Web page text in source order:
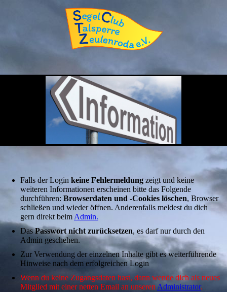
Falls der Login keine Fehlermeldung zeigt und keine
weiteren Informationen erscheinen bitte das Folgende
durchführen: Browserdaten und -Cookies löschen, Browser
schließen und wieder öffnen. Anderenfalls meldest du dich
gern direkt beim Admin.
DasPasswort nicht zurücksetzen, es darf nur durch den
Admin geschehen.
Zur Verwendung der einzelnen Inhalte gibt es weiterführende
Hinweise nach dem erfolgreichen Login
Wenn du keine Zugangsdaten hast, dann wende dich als neues
Mitglied mit einer netten Email an unseren Administrator.